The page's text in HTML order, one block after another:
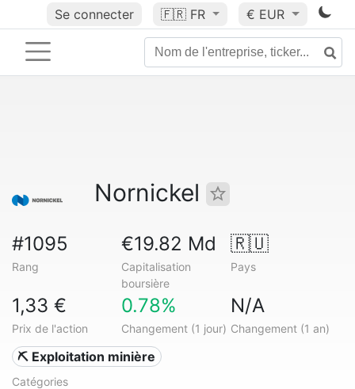
Se connecter 🇫🇷 FR € EUR
Nornickel
#1095
Rang
€19.82 Md
Capitalisation
boursière
🇷🇺
Pays
1,33 €
Prix de l'action
0.78%
Changement (1 jour)
N/A
Changement (1 an)
⛏️ Exploitation minière
Catégories